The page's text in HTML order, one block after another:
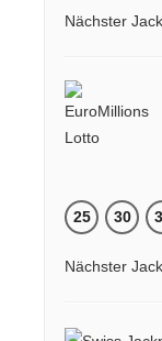
Nächster
25 30
Nächster